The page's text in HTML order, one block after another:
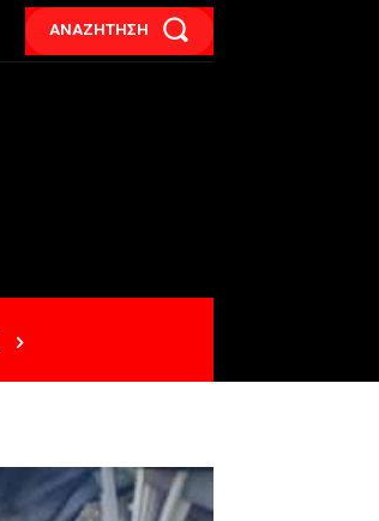
ΑΝΑΖΗΤΗΣΗ